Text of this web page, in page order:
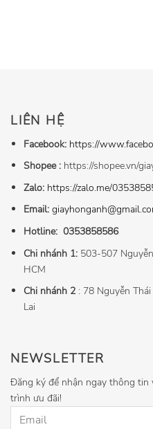
NEWSLETTER
Đăng ký để nhận ngay thông tin
trình ưu đãi!
LIÊN HỆ
Facebook: https://
Shopee : https://shopee.vn/
Zalo: https://zalo.me/
Email:
Hotline: 0353858586
Chi nhánh 1: 503-507
HCM
Chi nhánh 2: 78 Nguyễn
Lai